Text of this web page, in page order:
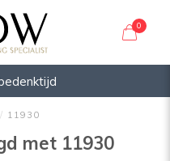
0
/ 11930
met 11930